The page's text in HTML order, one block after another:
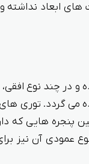
ابعاد نداشته و
و در چند نوع
می گردد. توری
پنجره هایی که
عمودی آن نیز